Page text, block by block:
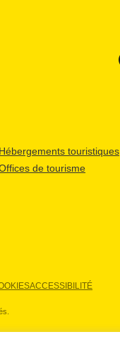
Hébergements touristiques
de tourisme
ACCESSIBILITÉ